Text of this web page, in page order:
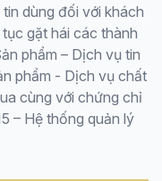
dùng đối với khách
gặt hái các thành
phẩm – Dịch vụ tin
phẩm - Dịch vụ chất
cùng với chứng chỉ
– Hệ thống quản lý